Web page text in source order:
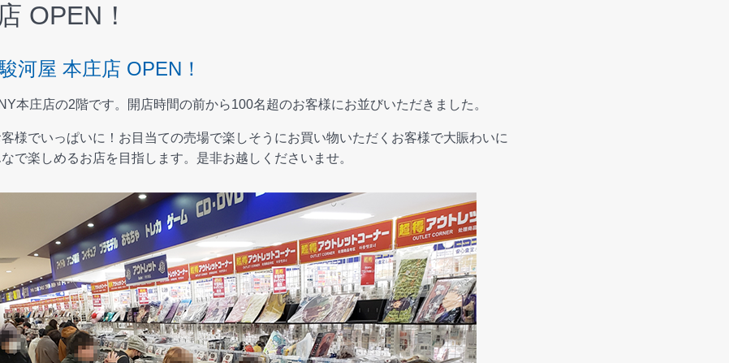
OPEN！
河屋 本庄店 OPEN！
本庄店の2階です。開店時間の前から100名超のお客様にお並びいただきました。
様でいっぱいに！お目当ての売場で楽しそうにお買い物いただくお客様で大賑わいに
で楽しめるお店を目指します。是非お越しくださいませ。